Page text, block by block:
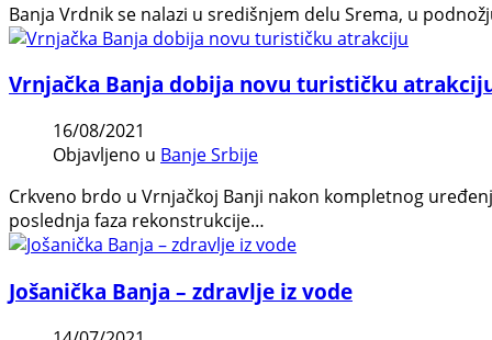
Banja Vrdnik se nalazi u središnjem delu Srema, u
Vrnjačka Banja dobija novu turističku
16/08/2021
Objavljeno u Banje Srbije
Crkveno brdo u Vrnjačkoj Banji nakon kompletnog
poslednja faza rekonstrukcije…
Jošanička Banja – zdravlje iz vode